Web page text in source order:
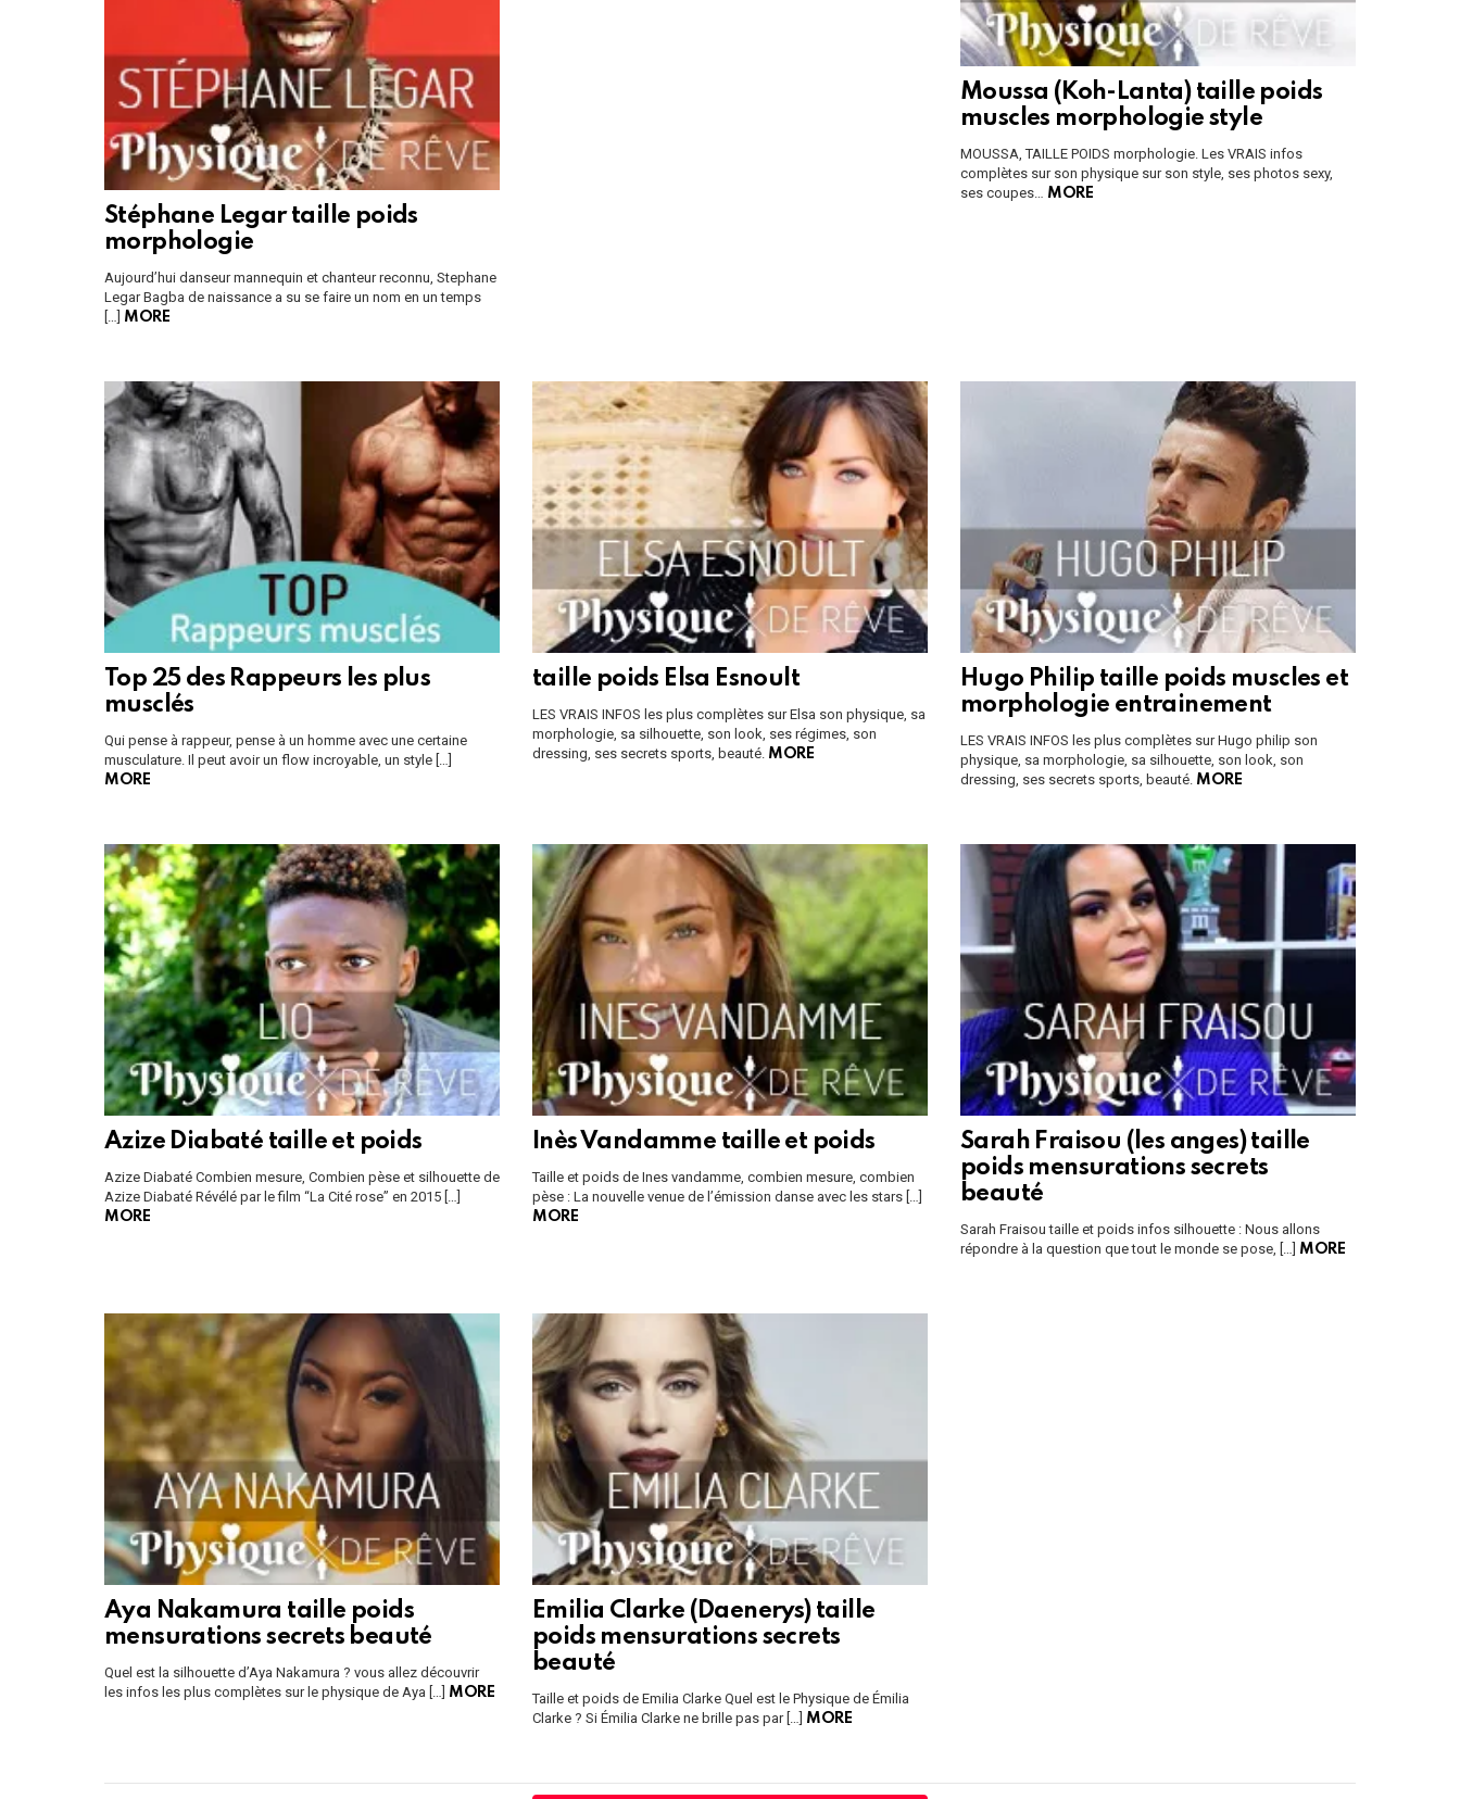
Stéphane Legar taille poids
morphologie
Aujourd’hui danseur mannequin et chanteur reconnu, Stephane
Legar Bagba de naissance a su se faire un nom en un temps
[…] MORE
Moussa (Koh-Lanta) taille poids
muscles morphologie style
MOUSSA, TAILLE POIDS morphologie. Les VRAIS infos
complètes sur son physique sur son style, ses photos sexy,
ses coupes… MORE
Top 25 des Rappeurs les plus
musclés
Qui pense à rappeur, pense à un homme avec une certaine
musculature. Il peut avoir un flow incroyable, un style […]
MORE
taille poids Elsa Esnoult
LES VRAIS INFOS les plus complètes sur Elsa son physique, sa
morphologie, sa silhouette, son look, ses régimes, son
dressing, ses secrets sports, beauté. MORE
Hugo Philip taille poids muscles et
morphologie entrainement
LES VRAIS INFOS les plus complètes sur Hugo philip son
physique, sa morphologie, sa silhouette, son look, son
dressing, ses secrets sports, beauté. MORE
Azize Diabaté taille et poids
Azize Diabaté Combien mesure, Combien pèse et silhouette de
Azize Diabaté Révélé par le film “La Cité rose” en 2015 […]
MORE
Inès Vandamme taille et poids
Taille et poids de Ines vandamme, combien mesure, combien
pèse : La nouvelle venue de l’émission danse avec les stars […]
MORE
Sarah Fraisou (les anges) taille
poids mensurations secrets
beauté
Sarah Fraisou taille et poids infos silhouette : Nous allons
répondre à la question que tout le monde se pose, […] MORE
Aya Nakamura taille poids
mensurations secrets beauté
Quel est la silhouette d’Aya Nakamura ? vous allez découvrir
les infos les plus complètes sur le physique de Aya […] MORE
Emilia Clarke (Daenerys) taille
poids mensurations secrets
beauté
Taille et poids de Emilia Clarke Quel est le Physique de Émilia
Clarke ? Si Émilia Clarke ne brille pas par […] MORE